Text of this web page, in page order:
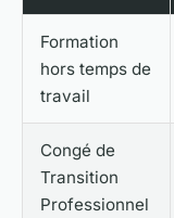
Formation
hors temps de
travail
Congé de
Transition
Professionnel